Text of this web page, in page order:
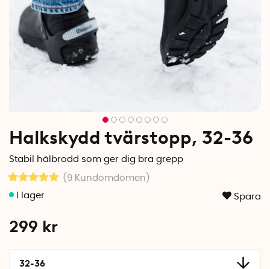
Halkskydd tvärstopp, 32-36
Stabil hälbrodd som ger dig bra grepp
(9 Kundomdömen )
Spara
299 kr
32-36